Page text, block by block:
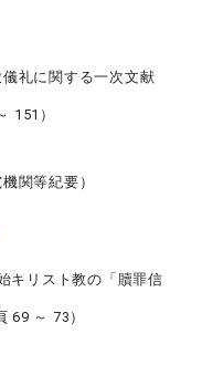
礼に関する一次文献
151）
関等紀要）
キリスト教の「贖罪信
～ 73）